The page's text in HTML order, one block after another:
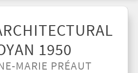
1950
MARIE PRÉAUT